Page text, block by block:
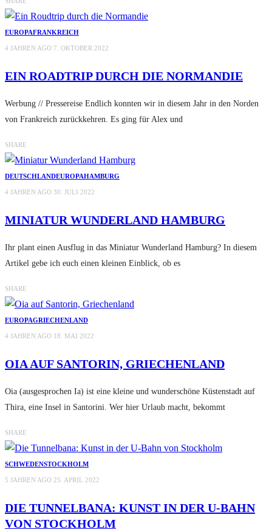
EUROPAFRANKREICH
4 JAHREN AGO 7. OKTOBER 2022
EIN ROADTRIP DURCH DIE NORMANDIE
Werbung // Pressereise Endlich konnten wir in diesem Jahr in den Norden
von Frankreich zurückkehren. Es ging für Alex und
SHARE
DEUTSCHLANDEUROPAHAMBURG
4 JAHREN AGO 30. JULI 2022
MINIATUR WUNDERLAND HAMBURG
Ihr plant einen Ausflug in das Miniatur Wunderland Hamburg? In diesem
Artikel gebe ich euch einen kleinen Einblick, ob es
SHARE
EUROPAGRIECHENLAND
4 JAHREN AGO 18. MAI 2022
OIA AUF SANTORIN, GRIECHENLAND
Oia (ausgesprochen Ia) ist eine kleine und wunderschöne Küstenstadt auf
Thira, eine Insel in Santorini. Wer hier Urlaub macht, bekommt
SHARE
SCHWEDENSTOCKHOLM
5 JAHREN AGO 25. APRIL 2022
DIE TUNNELBANA: KUNST IN DER U-BAHN
VON STOCKHOLM